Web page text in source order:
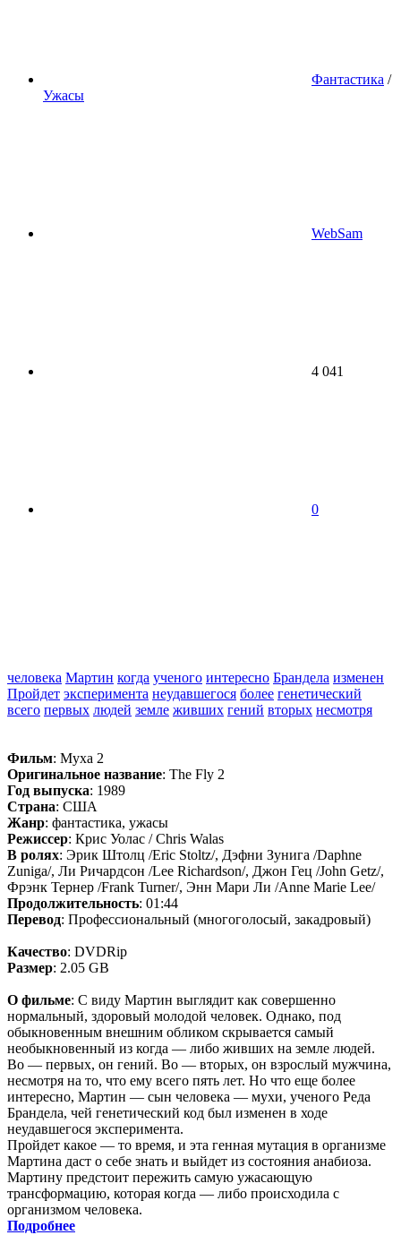
Фантастика /
Ужасы
WebSam
4 041
0
человека Мартин когда ученого интересно Брандела изменен
Пройдет эксперимента неудавшегося более генетический
всего первых людей земле живших гений вторых несмотря
Фильм: Муха 2
Оригинальное название: The Fly 2
Год выпуска: 1989
Страна: США
Жанр: фантастика, ужасы
Режиссер: Крис Уолас / Chris Walas
В ролях: Эрик Штолц /Eric Stoltz/, Дэфни Зунига /Daphne
Zuniga/, Ли Ричардсон /Lee Richardson/, Джон Гец /John Getz/,
Фрэнк Тернер /Frank Turner/, Энн Мари Ли /Anne Marie Lee/
Продолжительность: 01:44
Перевод: Профессиональный (многоголосый, закадровый)
Качество: DVDRip
Размер: 2.05 GB
О фильме: С виду Мартин выглядит как совершенно
нормальный, здоровый молодой человек. Однако, под
обыкновенным внешним обликом скрывается самый
необыкновенный из когда — либо живших на земле людей.
Во — первых, он гений. Во — вторых, он взрослый мужчина,
несмотря на то, что ему всего пять лет. Но что еще более
интересно, Мартин — сын человека — мухи, ученого Реда
Брандела, чей генетический код был изменен в ходе
неудавшегося эксперимента.
Пройдет какое — то время, и эта генная мутация в организме
Мартина даст о себе знать и выйдет из состояния анабиоза.
Мартину предстоит пережить самую ужасающую
трансформацию, которая когда — либо происходила с
организмом человека.
Подробнее